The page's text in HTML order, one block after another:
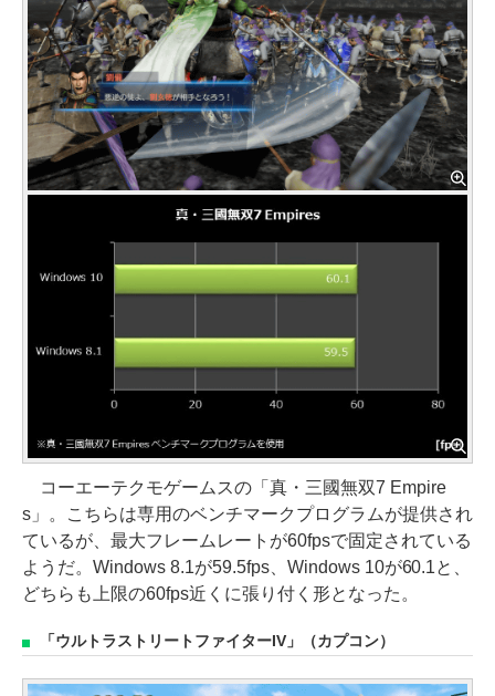
コーエーテクモゲームスの「真・三國無双7 Empire
s」。こちらは専用のベンチマークプログラムが提供され
ているが、最大フレームレートが60fpsで固定されている
ようだ。Windows 8.1が59.5fps、Windows 10が60.1と、
どちらも上限の60fps近くに張り付く形となった。
「ウルトラストリートファイターIV」（カプコン）